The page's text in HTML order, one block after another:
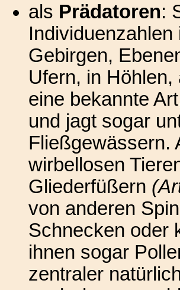
als Prädatoren:
Gebirgen,
Ufern, in
eine bekannte
und jagt sogar
Fließgewässern.
wirbellosen
Gliederfüßern
von anderen
Schnecken oder
ihnen sogar
zentraler